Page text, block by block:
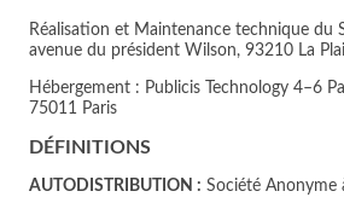
Réalisation et Maintenance technique du
avenue du président Wilson, 93210 La
Hébergement : Publicis Technology 4–6
75011 Paris
DÉFINITIONS
AUTODISTRIBUTION : Société Anonyme